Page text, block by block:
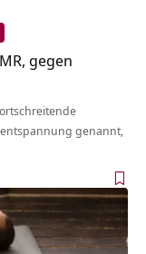
gegen
genannt,